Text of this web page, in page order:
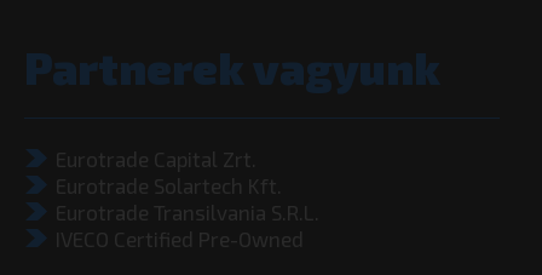
Partnerek vagyunk
Eurotrade Capital Zrt.
Eurotrade Solartech Kft.
Eurotrade Transilvania S.R.L.
IVECO Certified Pre-Owned